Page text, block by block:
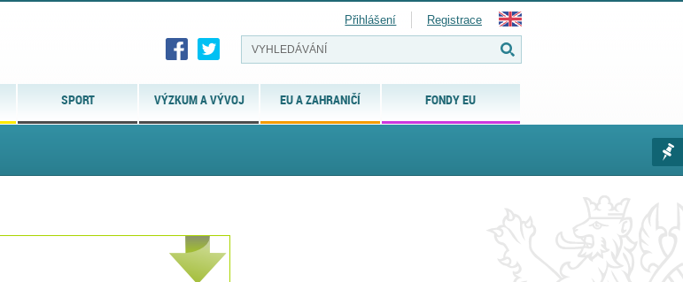
SPORT VÝZKUM A VÝVOJ EU A ZAHRANIČÍ FONDY EU
Přihlášení Registrace